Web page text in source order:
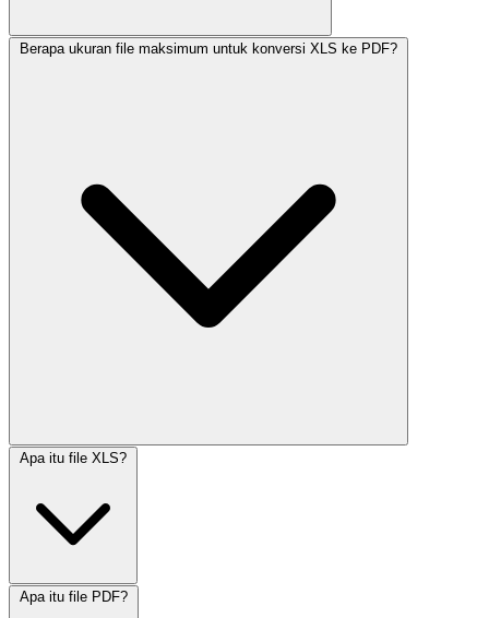
Berapa ukuran file maksimum untuk konversi XLS ke PDF?
Apa itu file XLS?
Apa itu file PDF?